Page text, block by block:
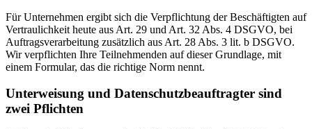
Für Unternehmen ergibt sich die Verpflichtung der Beschäftigten auf
Vertraulichkeit heute aus Art. 29 und Art. 32 Abs. 4 DSGVO, bei
Auftragsverarbeitung zusätzlich aus Art. 28 Abs. 3 lit. b DSGVO.
Wir verpflichten Ihre Teilnehmenden auf dieser Grundlage, mit
einem Formular, das die richtige Norm nennt.
Unterweisung und Datenschutzbeauftragter sind
zwei Pflichten